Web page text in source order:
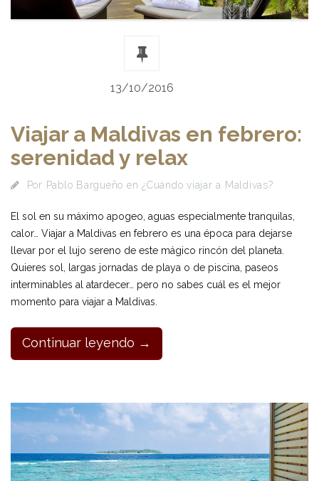
13/10/2016
Viajar a Maldivas en febrero:
serenidad y relax
Por Pablo Bargueño en ¿Cuándo viajar a Maldivas?
El sol en su máximo apogeo, aguas especialmente tranquilas,
calor… Viajar a Maldivas en febrero es una época para dejarse
llevar por el lujo sereno de este mágico rincón del planeta.
Quieres sol, largas jornadas de playa o de piscina, paseos
interminables al atardecer… pero no sabes cuál es el mejor
momento para viajar a Maldivas.
Continuar leyendo →